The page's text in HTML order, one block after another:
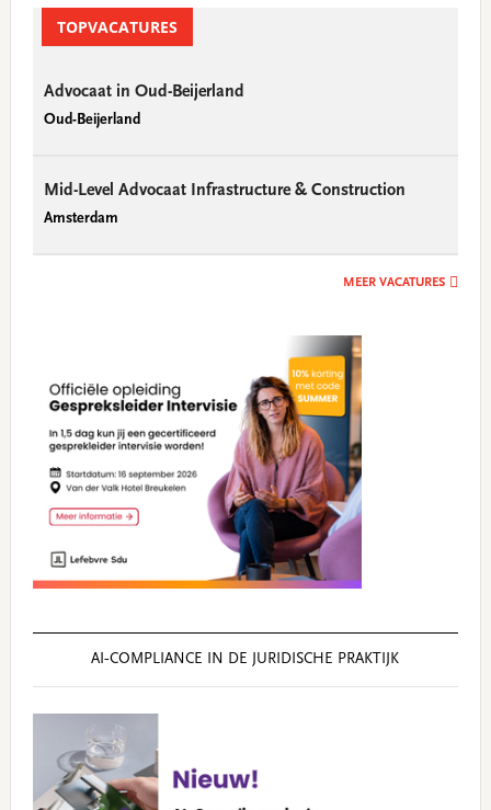
SidebarTOPVACATURES
Advocaat in Oud-Beijerland
Oud-Beijerland
Mid-Level Advocaat Infrastructure & Construction
Amsterdam
MEER VACATURES
AI‑COMPLIANCE IN DE JURIDISCHE PRAKTIJK